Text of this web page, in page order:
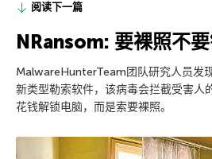
阅读下一篇
NRansom: 要裸照不
MalwareHunterTeam团队研究人员发
新类型勒索软件，该病毒会拦截受害人
花钱解锁电脑，而是索要裸照。